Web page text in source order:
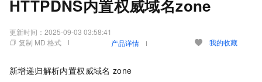
HTTPDNS内置权威域名zone
更新时间： 2025-09-03 03:58:41
复制 MD 格式
产品详情 我的收藏
新增递归解析内置权威域名 zone